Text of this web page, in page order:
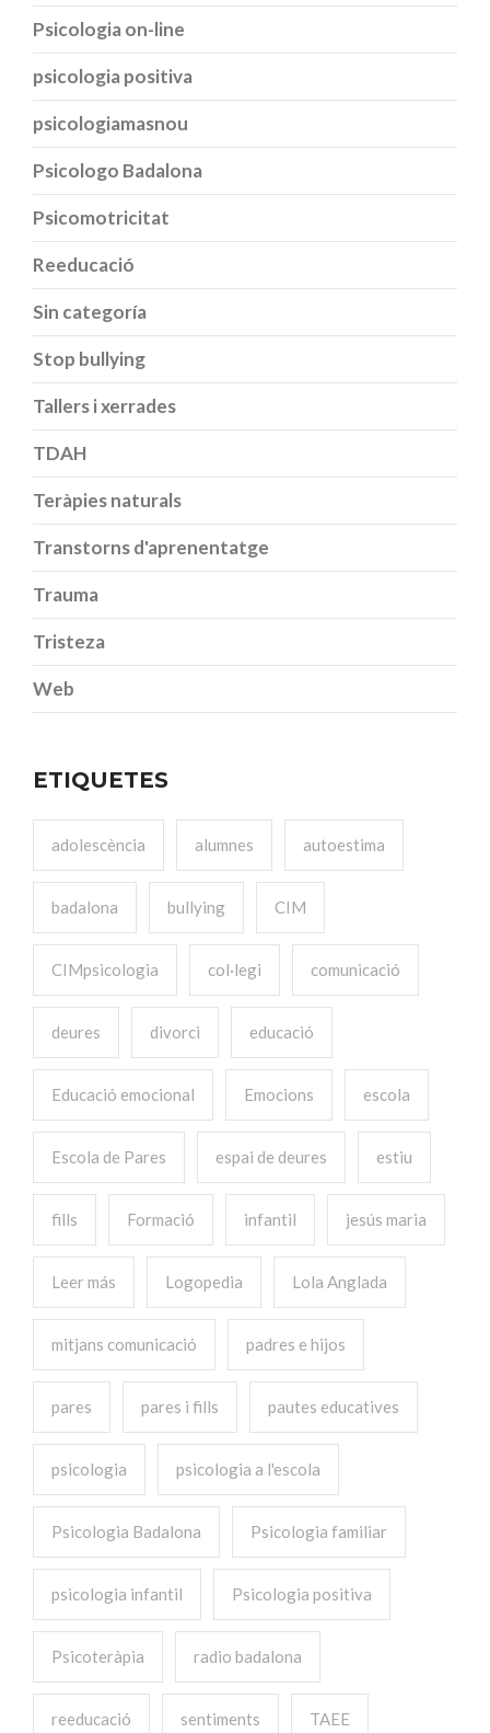
Psicologia on-line
psicologia positiva
psicologiamasnou
Psicologo Badalona
Psicomotricitat
Reeducació
Sin categoría
Stop bullying
Tallers i xerrades
TDAH
Teràpies naturals
Transtorns d'aprenentatge
Trauma
Tristeza
Web
ETIQUETES
adolescència alumnes autoestima
badalona bullying CIM
CIMpsicologia col·legi comunicació
deures divorci educació
Educació emocional Emocions escola
Escola de Pares espai de deures estiu
fills Formació infantil jesús maria
Leer más Logopedia Lola Anglada
mitjans comunicació padres e hijos
pares pares i fills pautes educatives
psicologia psicologia a l'escola
Psicologia Badalona Psicologia familiar
psicologia infantil Psicologia positiva
Psicoteràpia radio badalona
reeducació sentiments TAEE